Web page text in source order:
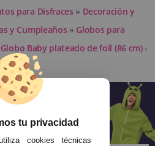
para Disfraces » Decoración y
y Cumpleaños » Globos para
Globo Baby plateado de foil (86 cm) -
de todo antes
tu privacidad
cookies técnicas